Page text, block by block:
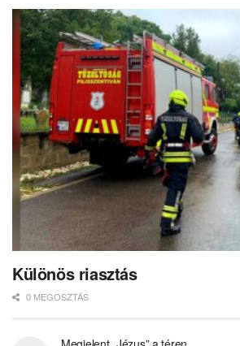
Különös riasztás
0 MEGOSZTÁS